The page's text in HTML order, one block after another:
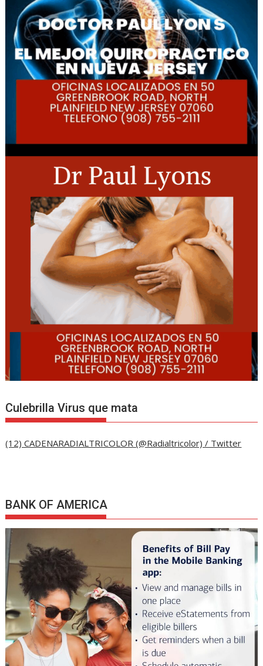
Culebrilla Virus que mata
(12) CADENARADIALTRICOLOR (@Radialtricolor) / Twitter
BANK OF AMERICA